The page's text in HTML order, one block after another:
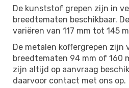
De kunststof grepen zijn in
breedtematen beschikbaar.
variëren van 117 mm tot 145
De metalen koffergrepen zijn
breedtematen 94 mm of 160
zijn altijd op aanvraag
daarvoor contact met ons op.